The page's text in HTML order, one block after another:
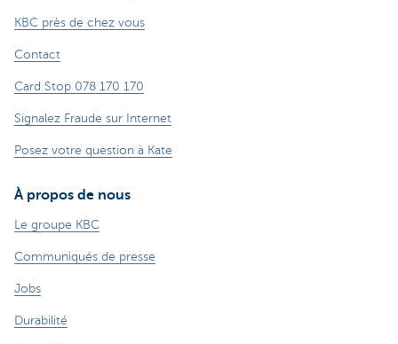
KBC près de chez vous
Contact
Card Stop 078 170 170
Signalez Fraude sur Internet
Posez votre question à Kate
À propos de nous
Le groupe KBC
Communiqués de presse
Jobs
Durabilité